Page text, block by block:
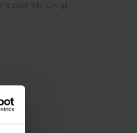
piastrelle. Con gli